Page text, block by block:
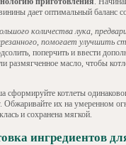
дает оптимальный баланс
количества лука,
помогает улучшить
поперчить и ввести
размягченное масло, чтобы
сформируйте котлеты
их на умеренном
и сохранена мягкой.
ингредиентов